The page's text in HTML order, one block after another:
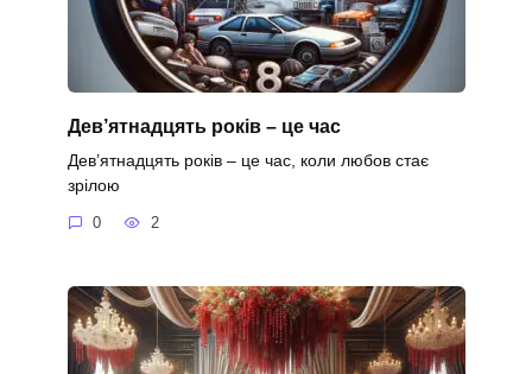
Дев’ятнадцять років – це час
Дев’ятнадцять років – це час, коли любов стає
зрілою
0 2